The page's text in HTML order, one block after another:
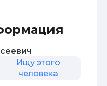
Ищу этого
человека